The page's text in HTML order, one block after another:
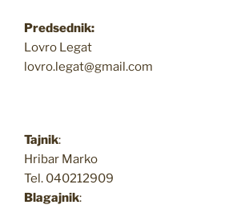
Predsednik:
Lovro Legat
lovro.legat@gmail.com
Tajnik:
Hribar Marko
Tel. 040212909
Blagajnik: